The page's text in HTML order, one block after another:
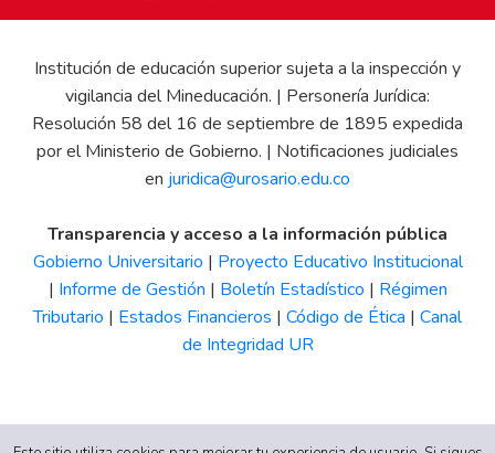
Institución de educación superior sujeta a la inspección y
vigilancia del Mineducación. | Personería Jurídica:
Resolución 58 del 16 de septiembre de 1895 expedida
por el Ministerio de Gobierno. | Notificaciones judiciales
en juridica@urosario.edu.co
Transparencia y acceso a la información pública
Gobierno Universitario | Proyecto Educativo Institucional
| Informe de Gestión | Boletín Estadístico | Régimen
Tributario | Estados Financieros | Código de Ética | Canal
de Integridad UR